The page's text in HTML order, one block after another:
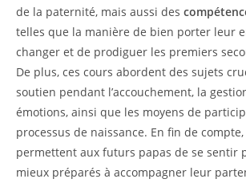
de la paternité, mais aussi des
telles que la manière de bien porter leur
changer et de prodiguer les premiers
De plus, ces cours abordent des sujets
soutien pendant l’accouchement, la
émotions, ainsi que les moyens de
processus de naissance. En fin de
permettent aux futurs papas de se sentir
mieux préparés à accompagner leur